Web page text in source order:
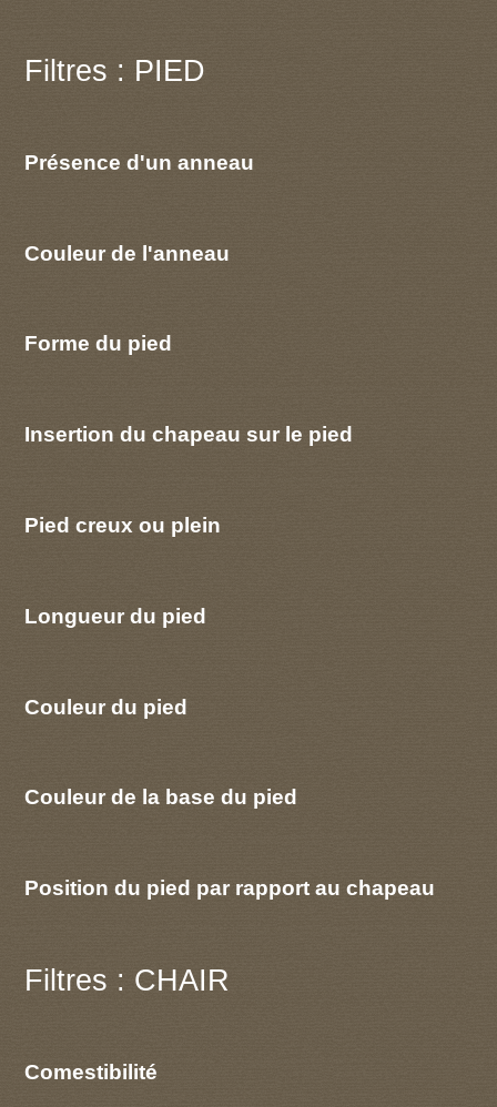
Filtres : PIED
Présence d'un anneau
Couleur de l'anneau
Forme du pied
Insertion du chapeau sur le pied
Pied creux ou plein
Longueur du pied
Couleur du pied
Couleur de la base du pied
Position du pied par rapport au chapeau
Filtres : CHAIR
Comestibilité